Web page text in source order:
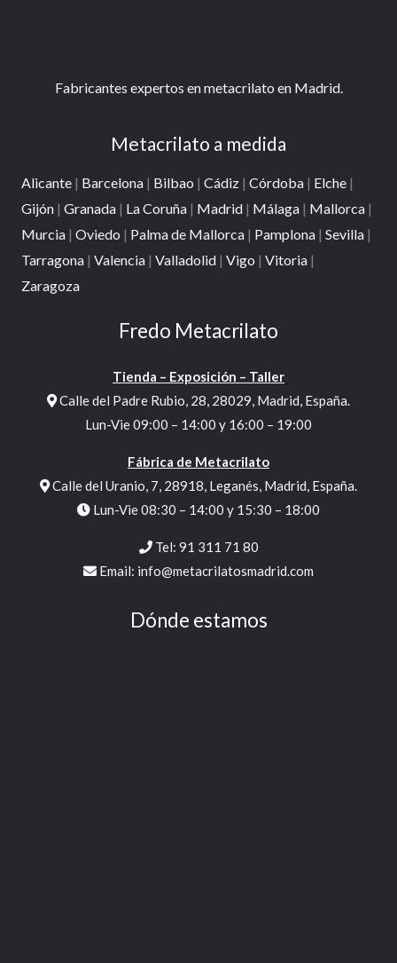
Fabricantes expertos en metacrilato en Madrid.
Metacrilato a medida
Alicante | Barcelona | Bilbao | Cádiz | Córdoba | Elche |
Gijón | Granada | La Coruña | Madrid | Málaga | Mallorca |
Murcia | Oviedo | Palma de Mallorca | Pamplona | Sevilla |
Tarragona | Valencia | Valladolid | Vigo | Vitoria |
Zaragoza
Fredo Metacrilato
Tienda – Exposición – Taller
Calle del Padre Rubio, 28, 28029, Madrid, España.
Lun-Vie 09:00 – 14:00 y 16:00 – 19:00
Fábrica de Metacrilato
Calle del Uranio, 7, 28918, Leganés, Madrid, España.
Lun-Vie 08:30 – 14:00 y 15:30 – 18:00
Tel: 91 311 71 80
Email: info@metacrilatosmadrid.com
Dónde estamos